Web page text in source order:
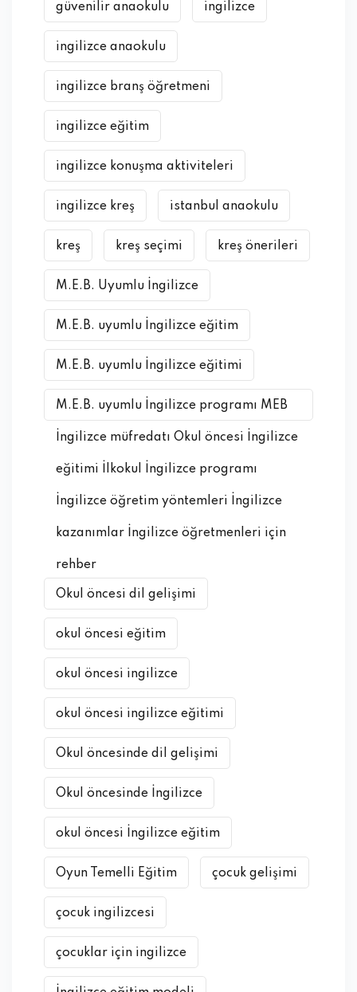
güvenilir anaokulu ingilizce
ingilizce anaokulu
ingilizce branş öğretmeni
ingilizce eğitim
ingilizce konuşma aktiviteleri
ingilizce kreş istanbul anaokulu
kreş kreş seçimi kreş önerileri
M.E.B. Uyumlu İngilizce
M.E.B. uyumlu İngilizce eğitim
M.E.B. uyumlu İngilizce eğitimi
M.E.B. uyumlu İngilizce programı MEB
İngilizce müfredatı Okul öncesi İngilizce
eğitimi İlkokul İngilizce programı
İngilizce öğretim yöntemleri İngilizce
kazanımlar İngilizce öğretmenleri için
rehber
Okul öncesi dil gelişimi
okul öncesi eğitim
okul öncesi ingilizce
okul öncesi ingilizce eğitimi
Okul öncesinde dil gelişimi
Okul öncesinde İngilizce
okul öncesi İngilizce eğitim
Oyun Temelli Eğitim çocuk gelişimi
çocuk ingilizcesi
çocuklar için ingilizce